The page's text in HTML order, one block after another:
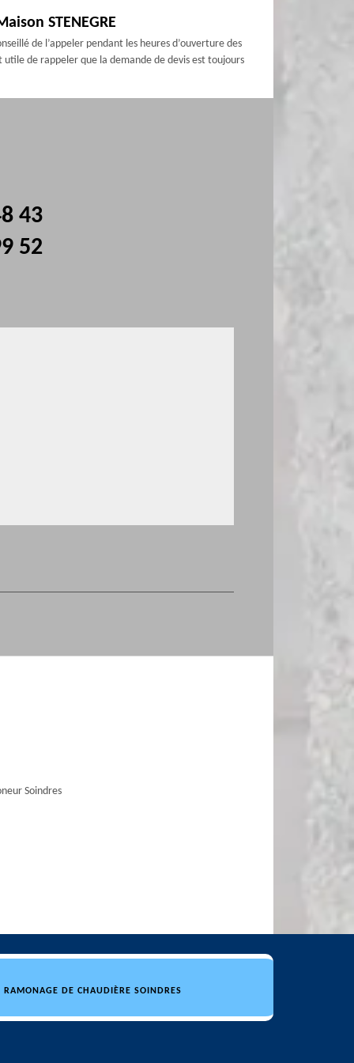
STENEGRE
de l’appeler pendant les heures d’ouverture des
utile de rappeler que la demande de devis est toujours
43
52
Soindres
RAMONAGE DE CHAUDIÈRE SOINDRES